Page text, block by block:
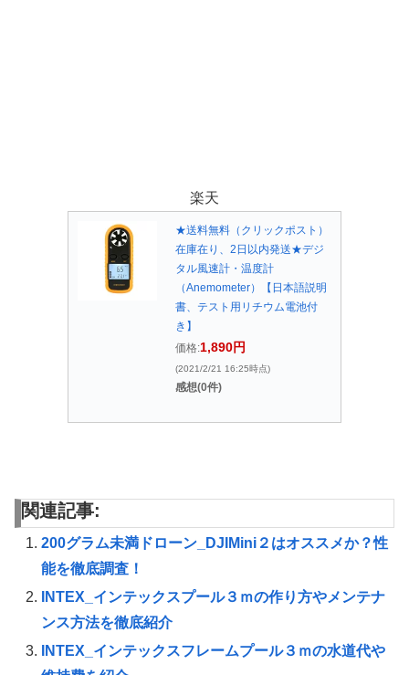
楽天
★送料無料（クリックポスト）
在庫在り、2日以内発送★デジ
タル風速計・温度計
（Anemometer）【日本語説明
書、テスト用リチウム電池付
き】
価格:1,890円
(2021/2/21 16:25時点)
感想(0件)
関連記事:
200グラム未満ドローン_DJIMini２はオススメか？性
能を徹底調査！
INTEX_インテックスプール３ｍの作り方やメンテナ
ンス方法を徹底紹介
INTEX_インテックスフレームプール３ｍの水道代や